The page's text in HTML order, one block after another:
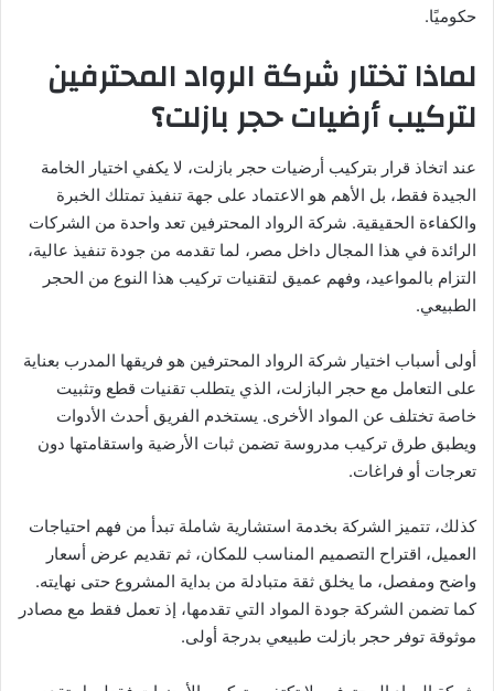
حكوميًا.
لماذا تختار شركة الرواد المحترفين
لتركيب أرضيات حجر بازلت؟
عند اتخاذ قرار بتركيب أرضيات حجر بازلت، لا يكفي اختيار الخامة
الجيدة فقط، بل الأهم هو الاعتماد على جهة تنفيذ تمتلك الخبرة
والكفاءة الحقيقية. شركة الرواد المحترفين تعد واحدة من الشركات
الرائدة في هذا المجال داخل مصر، لما تقدمه من جودة تنفيذ عالية،
التزام بالمواعيد، وفهم عميق لتقنيات تركيب هذا النوع من الحجر
الطبيعي.
أولى أسباب اختيار شركة الرواد المحترفين هو فريقها المدرب بعناية
على التعامل مع حجر البازلت، الذي يتطلب تقنيات قطع وتثبيت
خاصة تختلف عن المواد الأخرى. يستخدم الفريق أحدث الأدوات
ويطبق طرق تركيب مدروسة تضمن ثبات الأرضية واستقامتها دون
تعرجات أو فراغات.
كذلك، تتميز الشركة بخدمة استشارية شاملة تبدأ من فهم احتياجات
العميل، اقتراح التصميم المناسب للمكان، ثم تقديم عرض أسعار
واضح ومفصل، ما يخلق ثقة متبادلة من بداية المشروع حتى نهايته.
كما تضمن الشركة جودة المواد التي تقدمها، إذ تعمل فقط مع مصادر
موثوقة توفر حجر بازلت طبيعي بدرجة أولى.